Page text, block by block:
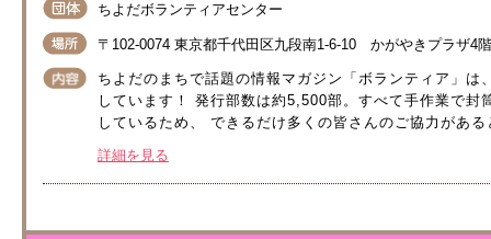
ちよだボランティアセンター
〒102-0074 東京都千代田区九段南1-6-10 かがやきプラザ4
ちよだのまちで話題の情報マガジン「ボランティア」
しています！ 発行部数は約5,500部。すべて手作業で
しているため、 できるだけ多くの皆さんのご協力があ
詳細を見る